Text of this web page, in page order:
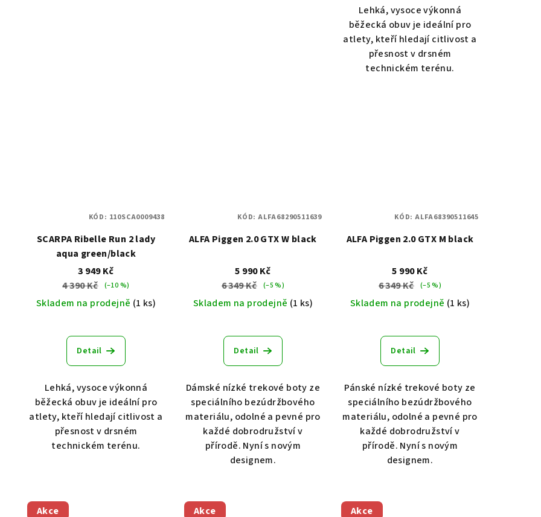
Lehká, vysoce výkonná
běžecká obuv je ideální pro
atlety, kteří hledají citlivost a
přesnost v drsném
technickém terénu.
SCARPA Ribelle Run 2 lady
aqua green/black
3 949 Kč
4 390 Kč
(–10 %)
Skladem na prodejně (1 ks)
Detail
Lehká, vysoce výkonná
běžecká obuv je ideální pro
atlety, kteří hledají citlivost a
přesnost v drsném
technickém terénu.
KÓD: 110SCA0009438
ALFA Piggen 2.0 GTX W black
5 990 Kč
6 349 Kč (–5 %)
Skladem na prodejně (1 ks)
Detail
Dámské nízké trekové boty ze
speciálního bezúdržbového
materiálu, odolné a pevné pro
každé dobrodružství v
přírodě. Nyní s novým
designem.
KÓD: ALFA68290511639
ALFA Piggen 2.0 GTX M black
5 990 Kč
6 349 Kč (–5 %)
Skladem na prodejně (1 ks)
Detail
Pánské nízké trekové boty ze
speciálního bezúdržbového
materiálu, odolné a pevné pro
každé dobrodružství v
přírodě. Nyní s novým
designem.
KÓD: ALFA68390511645
Akce Akce Akce